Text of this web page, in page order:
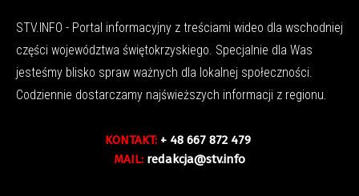
STV.INFO - Portal informacyjny z treściami wideo dla wschodniej
części województwa świętokrzyskiego. Specjalnie dla Was
jesteśmy blisko spraw ważnych dla lokalnej społeczności.
Codziennie dostarczamy najświeższych informacji z regionu.
KONTAKT: + 48 667 872 479
MAIL: redakcja@stv.info